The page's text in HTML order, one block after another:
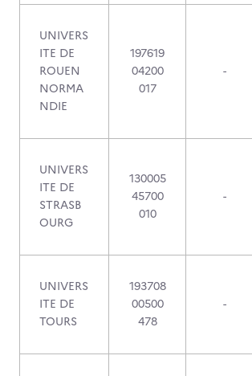
UNIVERS
ITE DE
ROUEN
NORMA
NDIE
197619
04200
017
-
UNIVERS
ITE DE
STRASB
OURG
130005
45700
010
-
UNIVERS
ITE DE
TOURS
193708
00500
478
-